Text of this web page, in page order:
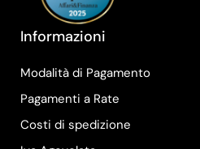
Informazioni
Modalità di Pagamento
Pagamenti a Rate
Costi di spedizione